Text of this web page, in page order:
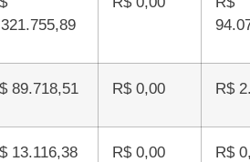
R$ 89.718,51 R$ 0,00 R$
R$ 13.116,38 R$ 0,00 R$